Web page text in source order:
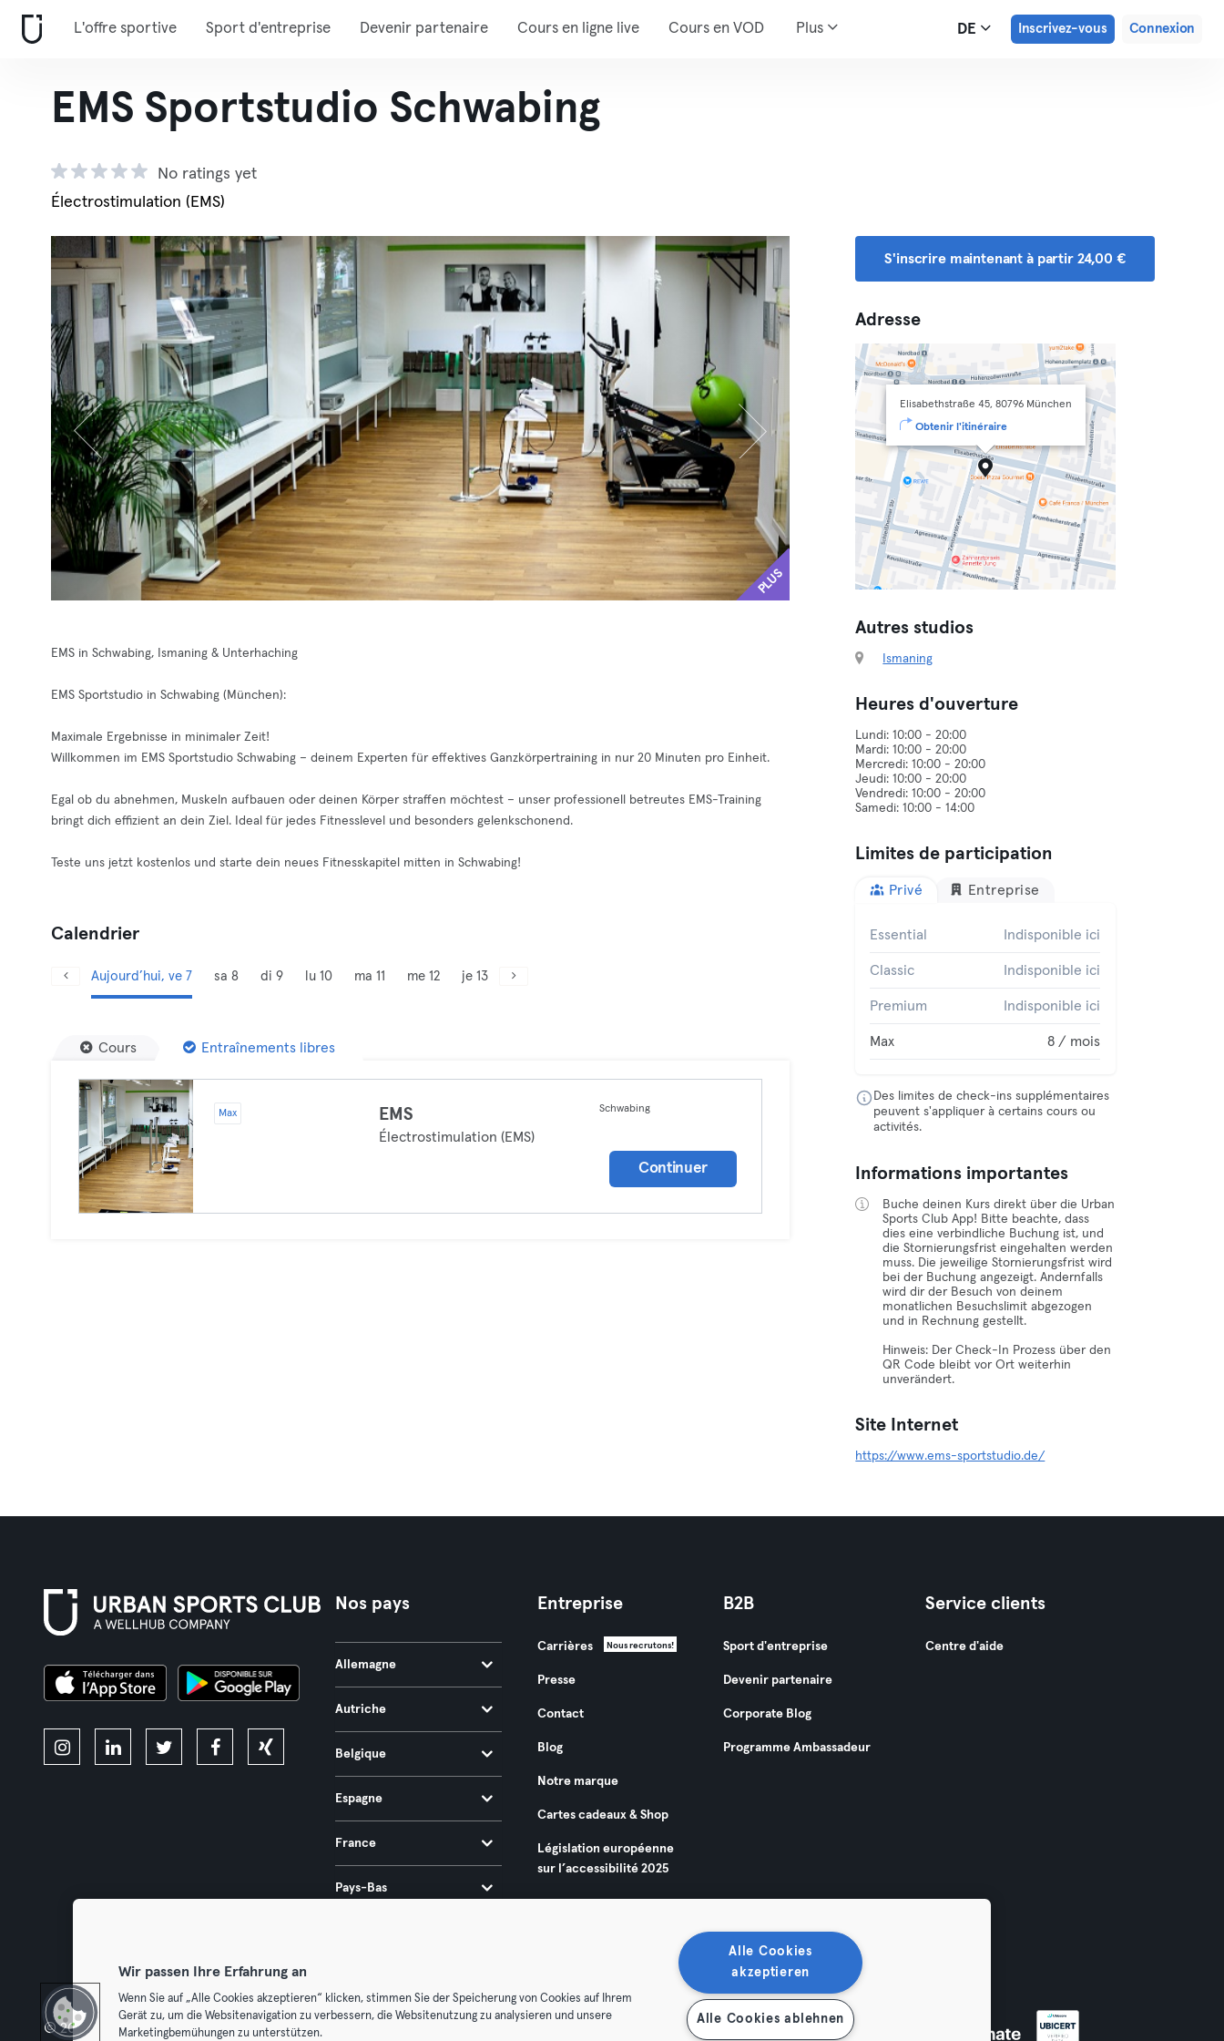
L'offre sportive Sport d'entreprise Devenir partenaire Cours en ligne live Cours en VOD Plus DE Inscrivez-vous Connexion
EMS Sportstudio Schwabing
No ratings yet
Électrostimulation (EMS)
PLUS
EMS in Schwabing, Ismaning & Unterhaching
EMS Sportstudio in Schwabing (München):
Maximale Ergebnisse in minimaler Zeit!
Willkommen im EMS Sportstudio Schwabing – deinem Experten für effektives Ganzkörpertraining in nur 20 Minuten pro Einheit.
Egal ob du abnehmen, Muskeln aufbauen oder deinen Körper straffen möchtest – unser professionell betreutes EMS-Training
bringt dich effizient an dein Ziel. Ideal für jedes Fitnesslevel und besonders gelenkschonend.
Teste uns jetzt kostenlos und starte dein neues Fitnesskapitel mitten in Schwabing!
Calendrier
Aujourd’hui, ve 7 sa 8 di 9 lu 10 ma 11 me 12 je 13
Cours Entraînements libres
Max EMS
Électrostimulation (EMS)
Schwabing
Continuer
S'inscrire maintenant à partir 24,00 €
Adresse
Elisabethstraße 45, 80796 München
Obtenir l'itinéraire
Autres studios
Ismaning
Heures d'ouverture
Lundi: 10:00 - 20:00
Mardi: 10:00 - 20:00
Mercredi: 10:00 - 20:00
Jeudi: 10:00 - 20:00
Vendredi: 10:00 - 20:00
Limites de participation
Privé Entreprise
Essential Indisponible ici
Classic Indisponible ici
Premium Indisponible ici
Max 8 / mois
Des limites de check-ins supplémentaires
peuvent s'appliquer à certains cours ou
activités.
Informations importantes
Buche deinen Kurs direkt über die Urban
Sports Club App! Bitte beachte, dass
dies eine verbindliche Buchung ist, und
die Stornierungsfrist eingehalten werden
muss. Die jeweilige Stornierungsfrist wird
bei der Buchung angezeigt. Andernfalls
wird dir der Besuch von deinem
monatlichen Besuchslimit abgezogen
und in Rechnung gestellt.
Hinweis: Der Check-In Prozess über den
QR Code bleibt vor Ort weiterhin
unverändert.
Site Internet
https://www.ems-sportstudio.de/
Nos pays
Allemagne
Autriche
Belgique
Espagne
France
Pays-Bas
Entreprise
Carrières Nous recrutons!
Presse
Contact
Blog
Notre marque
Cartes cadeaux & Shop
Législation européenne
sur l’accessibilité 2025
B2B
Sport d'entreprise
Devenir partenaire
Corporate Blog
Programme Ambassadeur
Service clients
Centre d'aide
© 2026 Urban Sports Group GmbH. All rights reserved. Mentions légales
Wir passen Ihre Erfahrung an
Wenn Sie auf „Alle Cookies akzeptieren“ klicken, stimmen Sie der Speicherung von Cookies auf Ihrem
Gerät zu, um die Websitenavigation zu verbessern, die Websitenutzung zu analysieren und unsere
Marketingbemühungen zu unterstützen.
Alle Cookies
akzeptieren
Alle Cookies ablehnen